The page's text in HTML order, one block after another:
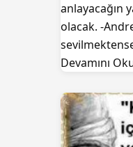
anlayacağın
olacak. -
Devamını